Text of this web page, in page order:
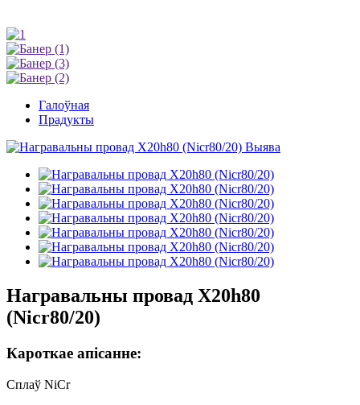
Галоўная
Прадукты
Награвальны провад X20h80
(Nicr80/20)
Кароткае апісанне:
Сплаў NiCr